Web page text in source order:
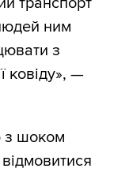
ним
з
ковіду», —
з шоком